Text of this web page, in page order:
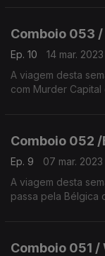
Comboio 053 /
Ep. 10
14 mar. 2023
A viagem desta
com Murder
Comboio 052 /
Ep. 9
07 mar. 2023
A viagem desta
passa pela Bélgica
Comboio 051 /